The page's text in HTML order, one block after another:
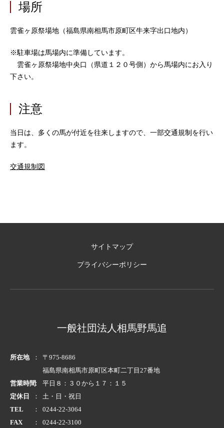
場所
雲雀ヶ原祭場地（福島県南相馬市原町区牛来字出口地内）
※駐車場は馬場内に準備しています。
雲雀ヶ原祭場地中央口（県道１２０号側）から馬場内にお入り
下さい。
注意
当日は、多くの馬が付近を往来しますので、一部交通規制を行い
ます。
交通規制図
サイトマップ
プライバシーポリシー
一般社団法人相馬野馬追
所在地
〒975-8686
福島県南相馬市原町区本町二丁目27番地
営業時間
平日８：３０から１７：１５
定休日
土・日・祝日
TEL
0244-22-3064
FAX
0244-22-3100